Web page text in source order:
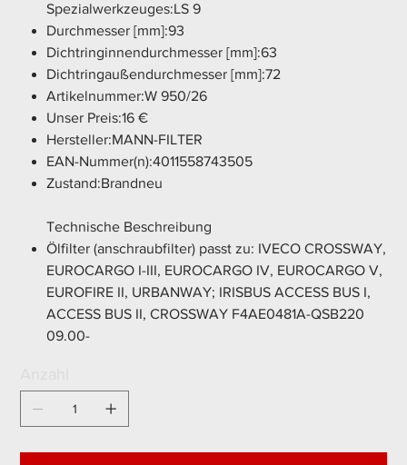
Spezialwerkzeuges:LS 9
Durchmesser [mm]:93
Dichtringinnendurchmesser [mm]:63
Dichtringaußendurchmesser [mm]:72
Artikelnummer:W 950/26
Unser Preis:16 €
Hersteller:MANN-FILTER
EAN-Nummer(n):4011558743505
Zustand:Brandneu
Technische Beschreibung
Ölfilter (anschraubfilter) passt zu: IVECO CROSSWAY,
EUROCARGO I-III, EUROCARGO IV, EUROCARGO V,
EUROFIRE II, URBANWAY; IRISBUS ACCESS BUS I,
ACCESS BUS II, CROSSWAY F4AE0481A-QSB220
09.00-